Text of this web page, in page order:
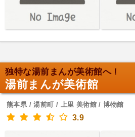
独特な湯前まんが美術館へ！
湯前まんが美術館
熊本県 / 湯前町 / 上里 美術館 / 博物館
3.9